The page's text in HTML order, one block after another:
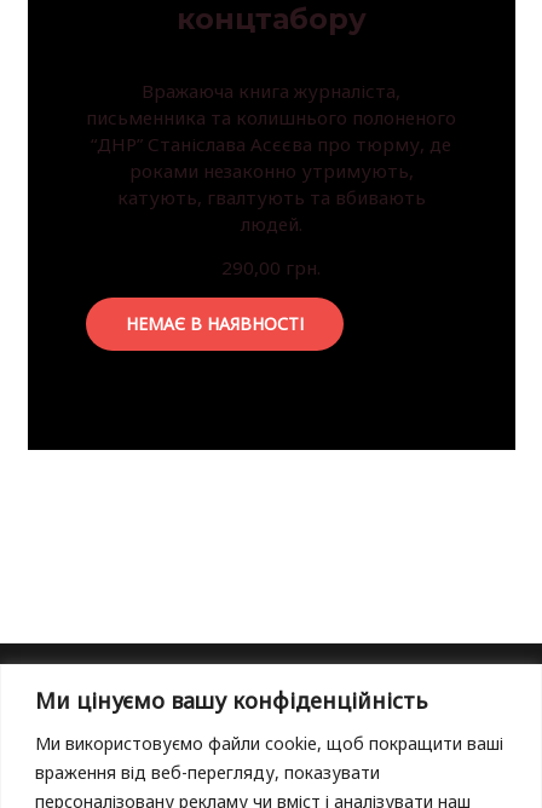
Ми цінуємо вашу конфіденційність
Ми використовуємо файли cookie, щоб покращити ваші
враження від веб-перегляду, показувати
персоналізовану рекламу чи вміст і аналізувати наш
концтабору
Вражаюча книга журналіста,
письменника та колишнього полоненого
“ДНР” Станіслава Асєєва про тюрму, де
роками незаконно утримують,
катують, гвалтують та вбивають
людей.
290,00 грн.
НЕМАЄ В НАЯВНОСТІ
Головна
Оплата і доставка
Повернення товару
Публічна оферта